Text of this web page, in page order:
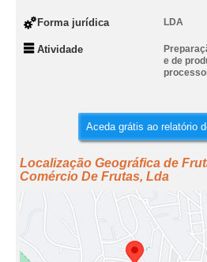
Forma jurídica LDA
Atividade
e de
Aceda grátis ao relatório
Localização Geográfica de
Comércio De Frutas, Lda